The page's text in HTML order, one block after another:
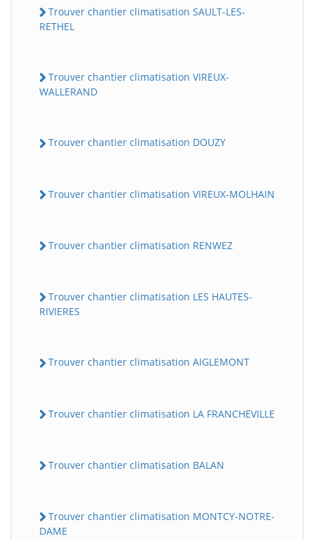
Trouver chantier climatisation SAULT-LES-
RETHEL
Trouver chantier climatisation VIREUX-
WALLERAND
Trouver chantier climatisation DOUZY
Trouver chantier climatisation VIREUX-MOLHAIN
Trouver chantier climatisation RENWEZ
Trouver chantier climatisation LES HAUTES-
RIVIERES
Trouver chantier climatisation AIGLEMONT
Trouver chantier climatisation LA FRANCHEVILLE
Trouver chantier climatisation BALAN
Trouver chantier climatisation MONTCY-NOTRE-
DAME